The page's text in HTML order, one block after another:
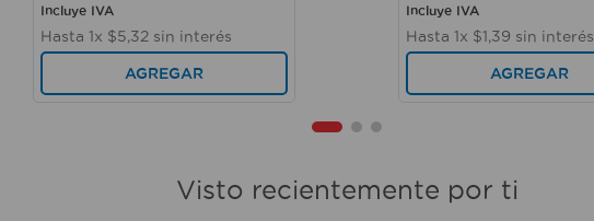
Incluye IVA
Hasta 1x $5,32 sin interés
AGREGAR
Incluye IVA
Hasta 1x $1,39 sin interés
AGREGAR
Visto recientemente por ti